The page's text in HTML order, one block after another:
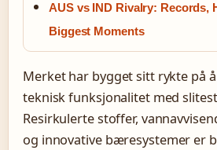
AUS vs IND Rivalry: Records,
Biggest Moments
Merket har bygget sitt rykte på
teknisk funksjonalitet med
Resirkulerte stoffer,
og innovative bæresystemer er